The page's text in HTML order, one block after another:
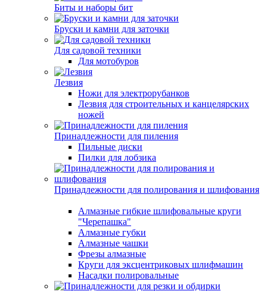
Биты и наборы бит
Бруски и камни для заточки
Для садовой техники
Для мотобуров
Лезвия
Ножи для электрорубанков
Лезвия для строительных и канцелярских
ножей
Принадлежности для пиления
Пильные диски
Пилки для лобзика
Принадлежности для полирования и шлифования
Алмазные гибкие шлифовальные круги
"Черепашка"
Алмазные губки
Алмазные чашки
Фрезы алмазные
Круги для эксцентриковых шлифмашин
Насадки полировальные